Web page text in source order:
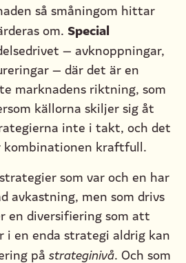
så småningom hittar
om. Special
— avknoppningar,
— där det är en
marknadens riktning, som
källorna skiljer sig åt
inte i takt, och det
kombinationen kraftfull.
som var och en har
avkastning, men som drivs
en diversifiering som att
i en enda strategi aldrig kan
på strateginivå. Och som